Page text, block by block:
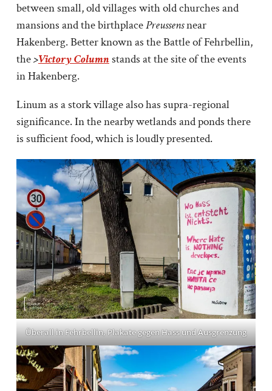
between small, old villages with old churches and
mansions and the birthplacePreussensnear
Hakenberg. Better known as the Battle of Fehrbellin,
the>Victory Columnstands at the site of the events
in Hakenberg.
Linum as a stork village also has supra-regional
significance. In the nearby wetlands and ponds there
is sufficient food, which is loudly presented.
Überall in Fehrbellin, Plakate gegen Hass und Ausgrenzung